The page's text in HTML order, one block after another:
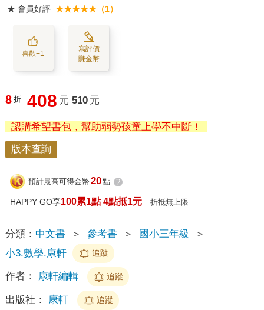
★ 會員好評 ★★★★★（1）
喜歡+1
寫評價
賺金幣
8 折 408 元 510 元
認購希望書包，幫助弱勢孩童上學不中斷！
版本查詢
預計最高可得金幣 20點 ?
HAPPY GO享100累1點 4點抵1元 折抵無上限
分類： 中文書 ＞ 參考書 ＞ 國小三年級
＞
小3.數學.康軒
追蹤
作者： 康軒編輯 追蹤
出版社： 康軒 追蹤